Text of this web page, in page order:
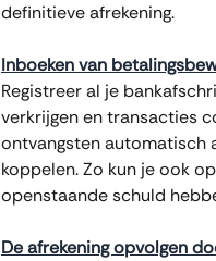
definitieve afrekening.
Inboeken van
Registreer al je
verkrijgen en transacties
ontvangsten automatisch
koppelen. Zo kun je ook
openstaande schuld
De afrekening opvolgen